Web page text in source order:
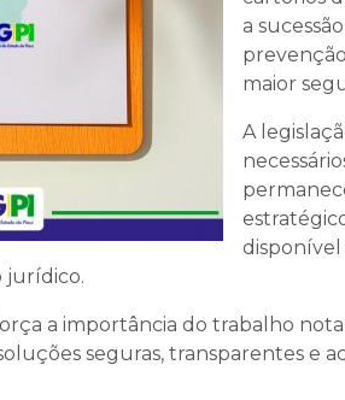
a
maior
A
jurídico.
a importância do trabalho
seguras, transparentes e